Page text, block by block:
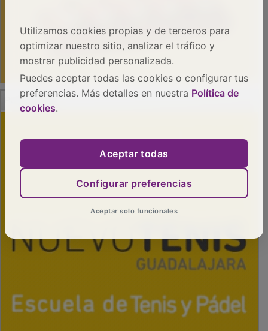
PUBLICIDAD
Utilizamos cookies propias y de terceros para
optimizar nuestro sitio, analizar el tráfico y
mostrar publicidad personalizada.
Puedes aceptar todas las cookies o configurar tus
preferencias. Más detalles en nuestra Política de
cookies.
Aceptar todas
Configurar preferencias
Aceptar solo funcionales